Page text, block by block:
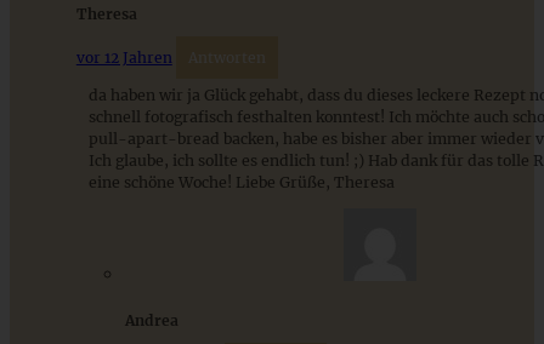
Zimt-Pancakes mit karamellisierten Äpfeln
Theresa
vor 12 Jahren Antworten
da haben wir ja Glück gehabt, dass du dieses leckere Rezept
schnell fotografisch festhalten konntest! Ich möchte auch
pull-apart-bread backen, habe es bisher aber immer wieder
Ich glaube, ich sollte es endlich tun! ;) Hab dank für das tolle
eine schöne Woche! Liebe Grüße, Theresa
Andrea